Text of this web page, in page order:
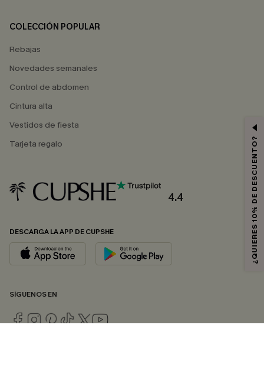
COLECCIÓN POPULAR
Rebajas
Novedades semanales
Control de abdomen
Cintura alta
Vestidos de fiesta
Tarjeta regalo
4.4
DESCARGA LA APP DE CUPSHE
SÍGUENOS EN
¿QUIERES 10% DE DESCUENTO?